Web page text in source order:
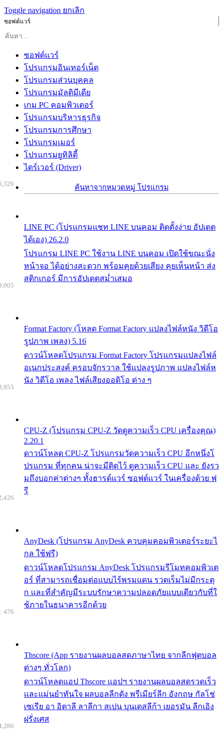
Toggle navigation ยกเลิก
ซอฟต์แวร์
ซอฟต์แวร์
โปรแกรมอินเทอร์เน็ต
โปรแกรมส่วนบุคคล
โปรแกรมมัลติมีเดีย
เกม PC คอมพิวเตอร์
โปรแกรมบริหารธุรกิจ
โปรแกรมการศึกษา
โปรแกรมเมอร์
โปรแกรมยูทิลิตี้
ไดร์เวอร์ (Driver)
ค้นหาจากหมวดหมู่ โปรแกรม
LINE PC (โปรแกรมแชท LINE บนคอม ติดตั้งง่าย อัปเดต
ได้เอง) 26.2.0
โปรแกรม LINE PC ใช้งาน LINE บนคอม เปิดใช้ขณะนั่ง
หน้าจอ ได้อย่างสะดวก พร้อมคุยด้วยเสียง คุยเห็นหน้า ส่ง
สติกเกอร์ มีการอัปเดตสม่ำเสมอ
Format Factory (โหลด Format Factory แปลงไฟล์หนัง วิดีโอ
รูปภาพ เพลง) 5.16
ดาวน์โหลดโปรแกรม Format Factory โปรแกรมแปลงไฟล์
อเนกประสงค์ ครอบจักรวาล ใช้แปลงรูปภาพ แปลงไฟล์ห
นัง วิดีโอ เพลง ไฟล์เสียงออดิโอ ต่าง ๆ
CPU-Z (โปรแกรม CPU-Z วัดดูความเร็ว CPU เครื่องคุณ)
2.20.1
ดาวน์โหลด CPU-Z โปรแกรมวัดความเร็ว CPU อีกหนึ่งโ
ปรแกรม ที่ทุกคน น่าจะมีติดไว้ ดูความเร็ว CPU และ ยังรว
มถึงบอกค่าต่างๆ ทั้งฮารด์แวร์ ซอฟต์แวร์ ในเครื่องด้วย ฟ
รี
AnyDesk (โปรแกรม AnyDesk ควบคุมคอมพิวเตอร์ระยะไ
กล ใช้ฟรี)
ดาวน์โหลดโปรแกรม AnyDesk โปรแกรมรีโมทคอมพิวเต
อร์ ที่สามารถเชื่อมต่อแบบไร้พรมแดน รวดเร็มไม่มีกระตุ
ก และที่สำคัญมีระบบรักษาความปลอดภัยแบบเดียวกับที่ใ
ช้ภายในธนาคารอีกด้วย
Thscore (App รายงานผลบอลสดภาษาไทย จากลีกฟุตบอล
ต่างๆ ทั่วโลก)
ดาวน์โหลดแอป Thscore แอปฯ รายงานผลบอลสดรวดเร็ว
และแม่นยำทันใจ ผลบอลลีกดัง พรีเมียร์ลีก อังกฤษ กัลโช่
เซเรีย อา อิตาลี ลาลีกา สเปน บุนเดสลีก้า เยอรมัน ลีกเอิง
ฝรั่งเศส
476